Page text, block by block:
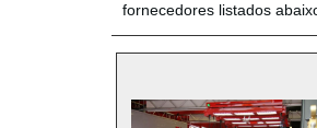
fornecedores listados